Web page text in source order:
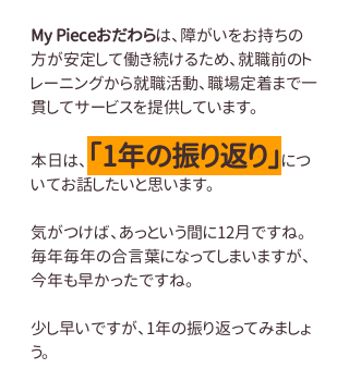
My Pieceおだわらは、障がいをお持ちの
方が安定して働き続けるため、就職前のト
レーニングから就職活動、職場定着まで一
貫してサービスを提供しています。
本日は、 「1年の振り返り」につ
いてお話したいと思います。
気がつけば、あっという間に12月ですね。
毎年毎年の合言葉になってしまいますが、
今年も早かったですね。
少し早いですが、1年の振り返ってみましょ
う。